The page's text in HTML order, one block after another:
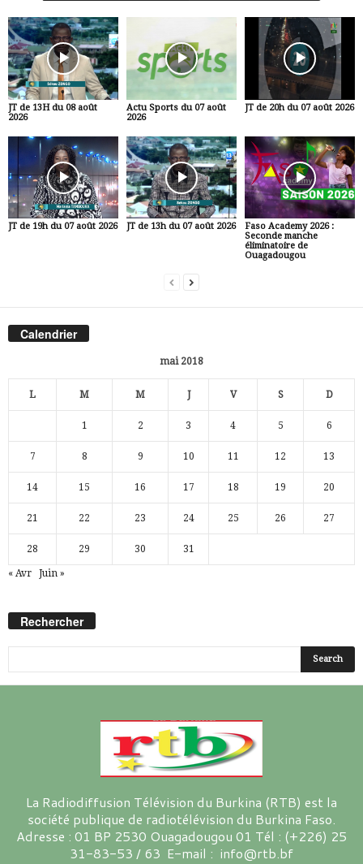
JT de 13H du 08 août
2026
Actu Sports du 07 août
2026
JT de 20h du 07 août 2026
JT de 19h du 07 août 2026 JT de 13h du 07 août 2026
Faso Academy 2026 :
Seconde manche
éliminatoire de
Ouagadougou
Calendrier
mai 2018
L M M J V S D
1 2 3 4 5 6
7 8 9 10 11 12 13
14 15 16 17 18 19 20
21 22 23 24 25 26 27
28 29 30 31
« Avr Juin »
Rechercher
La Radiodiffusion Télévision du Burkina (RTB) est la
société publique de radiotélévision du Burkina Faso.
Adresse : 01 BP 2530 Ouagadougou 01 Tél : (+226) 25
31-83-53 / 63 E-mail : info@rtb.bf